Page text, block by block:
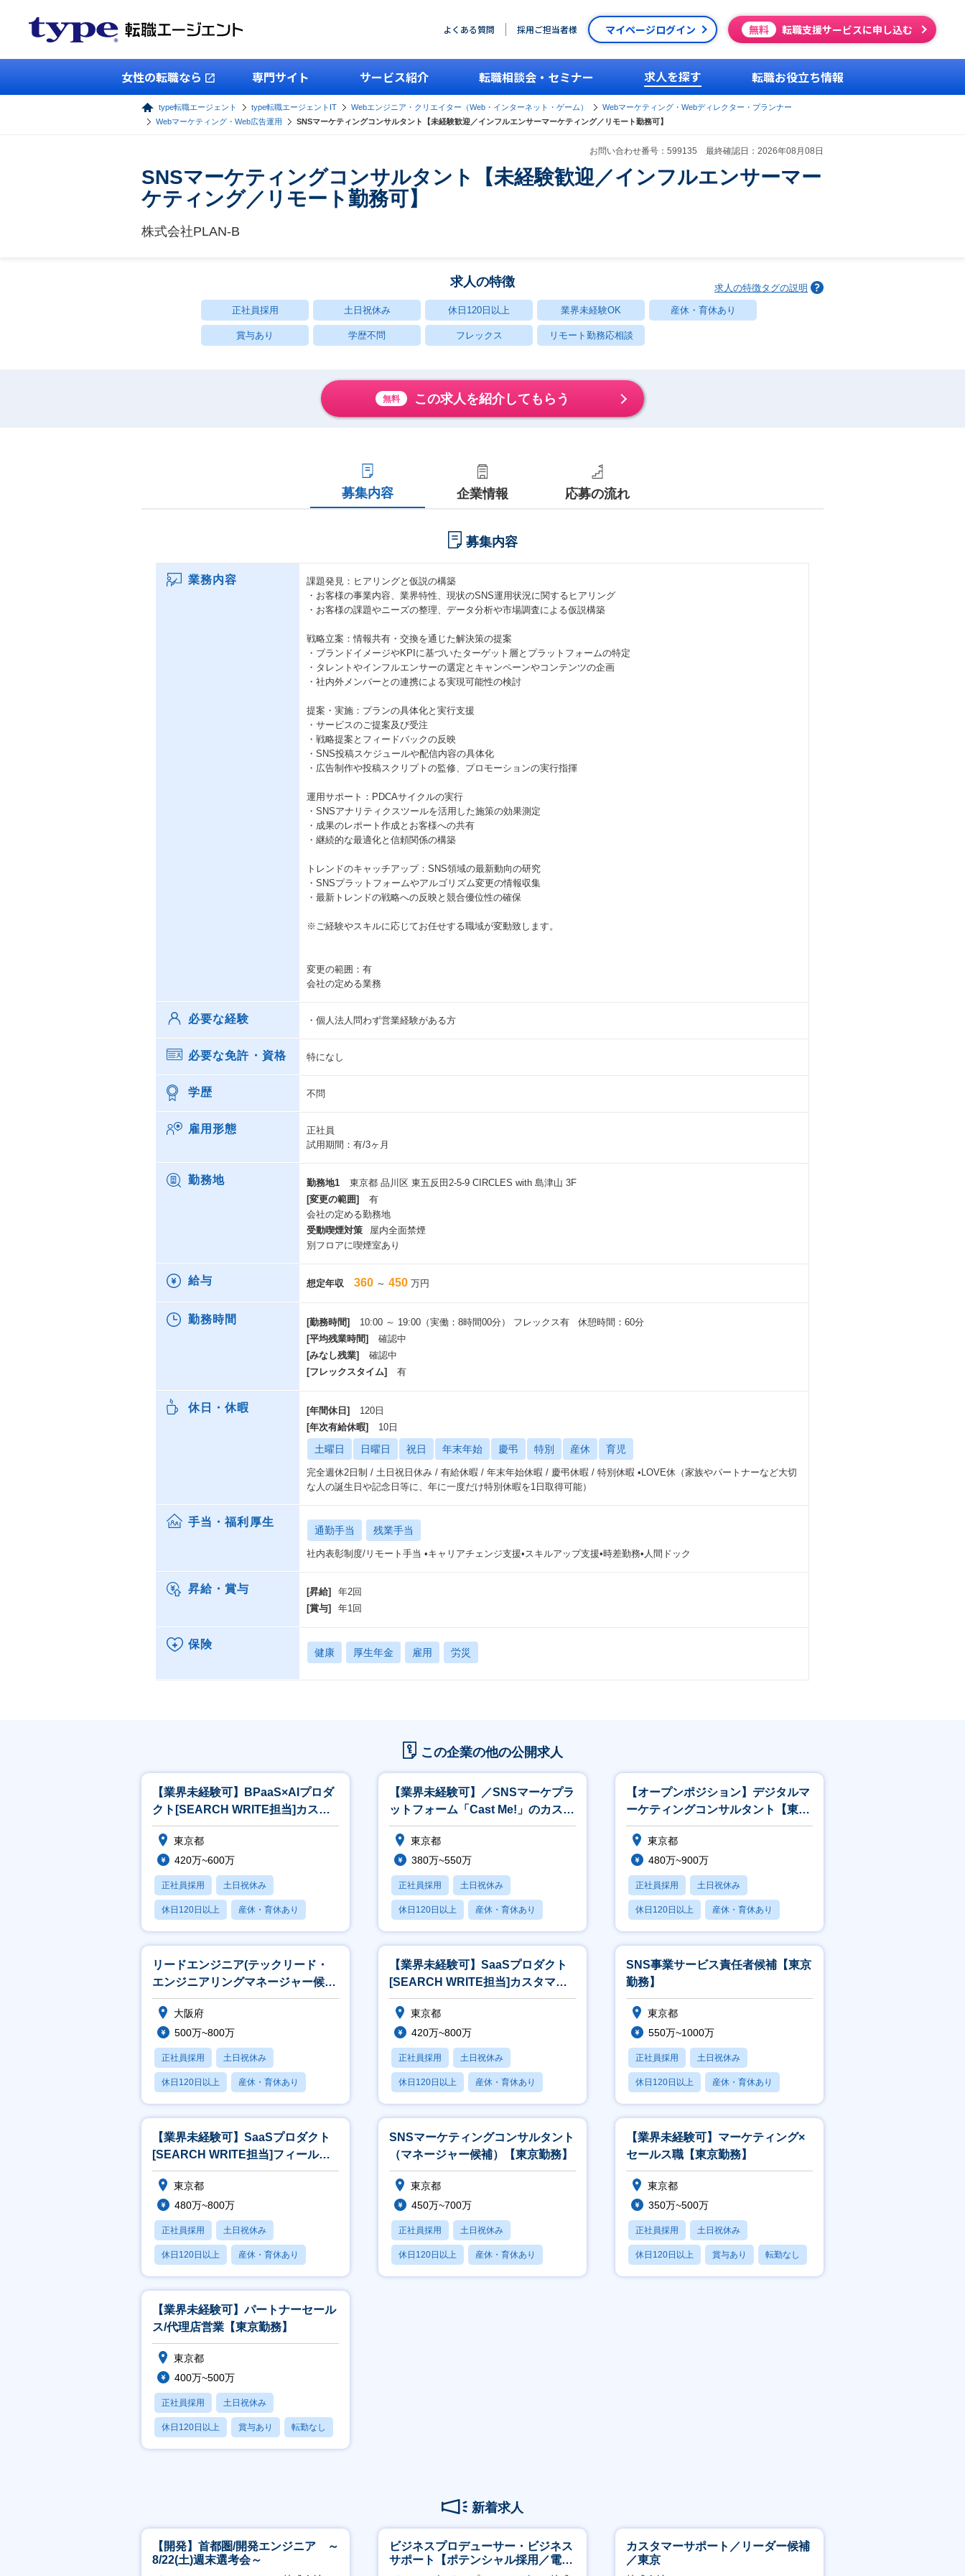
よくある質問 採用ご担当者様 マイページログイン 無料 転職支援サービスに申し込む
女性の転職なら 専門サイト サービス紹介 転職相談会・セミナー 求人を探す 転職お役立ち情報
type転職エージェント type転職エージェントIT Webエンジニア・クリエイター（Web・インターネット・ゲーム）
Webマーケティング・Webディレクター・プランナー
Webマーケティング・Web広告運用
SNSマーケティングコンサルタント【未経験歓迎／インフルエンサーマーケティング／リモート勤務可】
お問い合わせ番号：599135 最終確認日：2026年08月08日
SNSマーケティングコンサルタント【未経験歓迎／インフルエンサーマー
ケティング／リモート勤務可】
株式会社PLAN-B
求人の特徴 求人の特徴タグの説明
正社員採用 土日祝休み 休日120日以上 業界未経験OK 産休・育休あり
賞与あり 学歴不問 フレックス リモート勤務応相談
無料 この求人を紹介してもらう
募集内容 企業情報 応募の流れ
募集内容
業務内容
課題発見：ヒアリングと仮説の構築
・お客様の事業内容、業界特性、現状のSNS運用状況に関するヒアリング
・お客様の課題やニーズの整理、データ分析や市場調査による仮説構築
戦略立案：情報共有・交換を通じた解決策の提案
・ブランドイメージやKPIに基づいたターゲット層とプラットフォームの特定
・タレントやインフルエンサーの選定とキャンペーンやコンテンツの企画
・社内外メンバーとの連携による実現可能性の検討
提案・実施：プランの具体化と実行支援
・サービスのご提案及び受注
・戦略提案とフィードバックの反映
・SNS投稿スケジュールや配信内容の具体化
・広告制作や投稿スクリプトの監修、プロモーションの実行指揮
運用サポート：PDCAサイクルの実行
・SNSアナリティクスツールを活用した施策の効果測定
・成果のレポート作成とお客様への共有
・継続的な最適化と信頼関係の構築
トレンドのキャッチアップ：SNS領域の最新動向の研究
・SNSプラットフォームやアルゴリズム変更の情報収集
・最新トレンドの戦略への反映と競合優位性の確保
※ご経験やスキルに応じてお任せする職域が変動致します。
変更の範囲：有
会社の定める業務
必要な経験 ・個人法人問わず営業経験がある方
必要な免許・資格 特になし
学歴 不問
雇用形態
正社員
試用期間：有/3ヶ月
勤務地 勤務地1
東京都 品川区 東五反田2-5-9 CIRCLES with 島津山 3F
[変更の範囲]
有
会社の定める勤務地
受動喫煙対策
屋内全面禁煙
別フロアに喫煙室あり
給与 想定年収 360 ～ 450 万円
勤務時間 [勤務時間]
10:00 ～ 19:00（実働：8時間00分） フレックス有 休憩時間：60分
[平均残業時間]
確認中
[みなし残業]
確認中
[フレックスタイム]
有
休日・休暇 [年間休日]
120日
[年次有給休暇]
10日
土曜日 日曜日 祝日 年末年始 慶弔 特別 産休 育児
完全週休2日制 / 土日祝日休み / 有給休暇 / 年末年始休暇 / 慶弔休暇 / 特別休暇 •LOVE休（家族やパートナーなど大切
な人の誕生日や記念日等に、年に一度だけ特別休暇を1日取得可能）
手当・福利厚生
通勤手当 残業手当
社内表彰制度/リモート手当 •キャリアチェンジ支援•スキルアップ支援•時差勤務•人間ドック
昇給・賞与 [昇給]
年2回
[賞与]
年1回
保険
健康 厚生年金 雇用 労災
この企業の他の公開求人
【業界未経験可】BPaaS×AIプロダ
クト[SEARCH WRITE担当]カスタ
マーサクセス
東京都
420万~600万
正社員採用 土日祝休み
休日120日以上 産休・育休あり
月残業20時間以内
【業界未経験可】／SNSマーケプラ
ットフォーム「Cast Me!」のカスタ
マーサクセス【東京勤務】
東京都
380万~550万
正社員採用 土日祝休み
休日120日以上 産休・育休あり
賞与あり
【オープンポジション】デジタルマ
ーケティングコンサルタント【東京/
大阪勤務】
東京都
480万~900万
正社員採用 土日祝休み
休日120日以上 産休・育休あり
賞与あり
リードエンジニア(テックリード・
エンジニアリングマネージャー候
補)【東京/大阪勤務/リモート可】
大阪府
500万~800万
正社員採用 土日祝休み
休日120日以上 産休・育休あり
賞与あり
【業界未経験可】SaaSプロダクト
[SEARCH WRITE担当]カスタマー
サクセス【東京勤務】
東京都
420万~800万
正社員採用 土日祝休み
休日120日以上 産休・育休あり
月残業20時間以内
SNS事業サービス責任者候補【東京
勤務】
東京都
550万~1000万
正社員採用 土日祝休み
休日120日以上 産休・育休あり
月残業20時間以内
【業界未経験可】SaaSプロダクト
[SEARCH WRITE担当]フィールド
セールス【東京勤務】
東京都
480万~800万
正社員採用 土日祝休み
休日120日以上 産休・育休あり
月残業20時間以内
SNSマーケティングコンサルタント
（マネージャー候補）【東京勤務】
東京都
450万~700万
正社員採用 土日祝休み
休日120日以上 産休・育休あり
賞与あり
【業界未経験可】マーケティング×
セールス職【東京勤務】
東京都
350万~500万
正社員採用 土日祝休み
休日120日以上 賞与あり 転勤なし
【業界未経験可】パートナーセール
ス/代理店営業【東京勤務】
東京都
400万~500万
正社員採用 土日祝休み
休日120日以上 賞与あり 転勤なし
新着求人
【開発】首都圏/開発エンジニア ～
8/22(土)週末選考会～
ビジネスプロデューサー・ビジネス
サポート【ポテンシャル採用／電
力・ガス等の民間向けプロジェクト
カスタマーサポート／リーダー候補
／東京